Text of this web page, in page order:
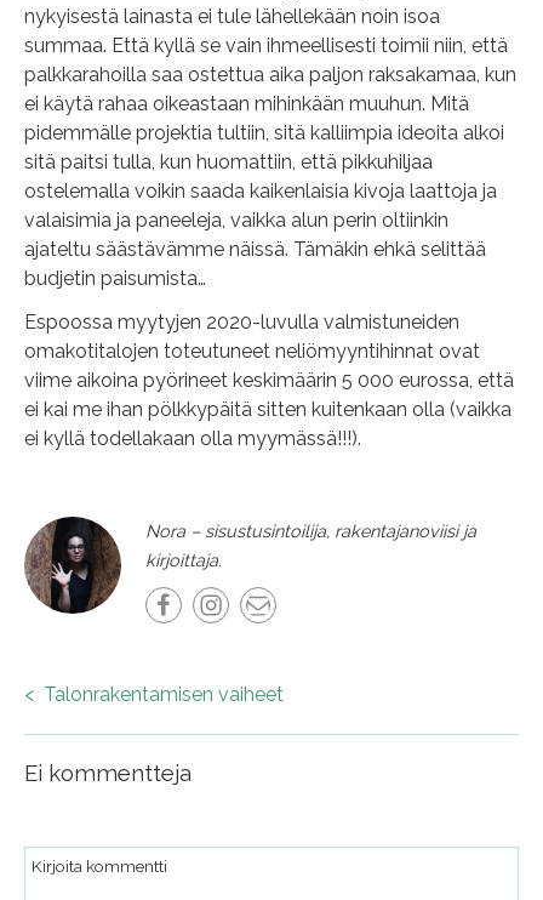
nykyisestä lainasta ei tule lähellekään noin isoa
summaa. Että kyllä se vain ihmeellisesti toimii niin, että
palkkarahoilla saa ostettua aika paljon raksakamaa, kun
ei käytä rahaa oikeastaan mihinkään muuhun. Mitä
pidemmälle projektia tultiin, sitä kalliimpia ideoita alkoi
sitä paitsi tulla, kun huomattiin, että pikkuhiljaa
ostelemalla voikin saada kaikenlaisia kivoja laattoja ja
valaisimia ja paneeleja, vaikka alun perin oltiinkin
ajateltu säästävämme näissä. Tämäkin ehkä selittää
budjetin paisumista…
Espoossa myytyjen 2020-luvulla valmistuneiden
omakotitalojen toteutuneet neliömyyntihinnat ovat
viime aikoina pyörineet keskimäärin 5 000 eurossa, että
ei kai me ihan pölkkypäitä sitten kuitenkaan olla (vaikka
ei kyllä todellakaan olla myymässä!!!).
Nora – sisustusintoilija, rakentajanoviisi ja
kirjoittaja.
FacebookInstagram
Email
< Talonrakentamisen vaiheet
Ei kommentteja